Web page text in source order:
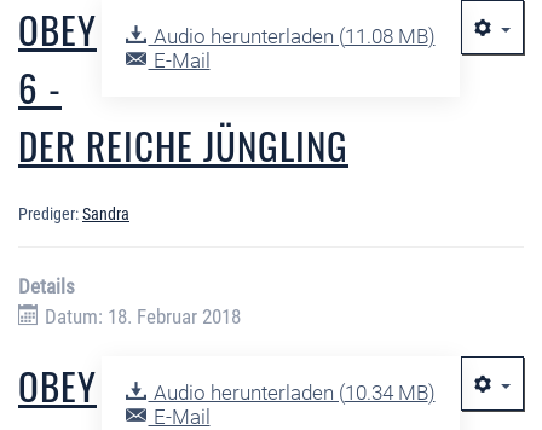
Audio herunterladen (11.08 MB)
E-Mail
OBEY
6 -
DER REICHE JÜNGLING
Prediger:Sandra
Details
Datum: 18. Februar 2018
Audio herunterladen (10.34 MB)
E-Mail
OBEY